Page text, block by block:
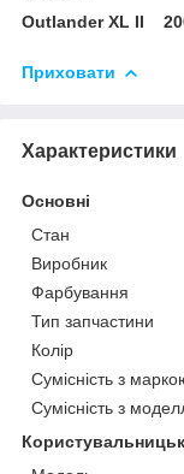
Outlander XL II
Приховати
Характеристики
Основні
Стан
Виробник
Фарбування
Тип запчастини
Колір
Сумісність з
Сумісність з